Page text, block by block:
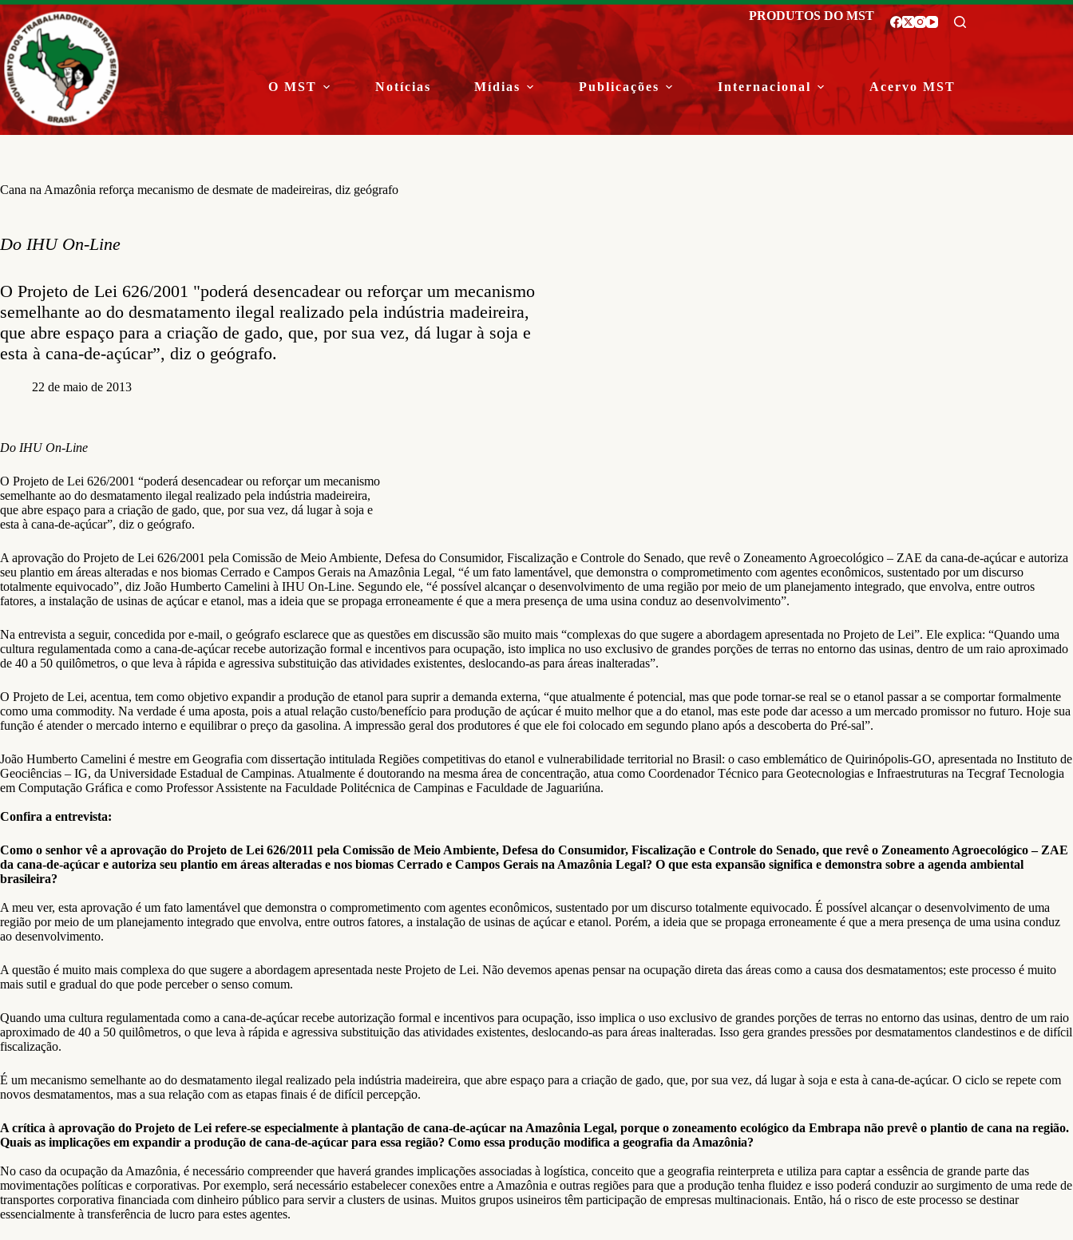
Pular
para
o
conteúdo
PRODUTOS DO MST
O MST Notícias Mídias Publicações Internacional Acervo MST
Cana na Amazônia reforça mecanismo de desmate de madeireiras, diz geógrafo
Do IHU On-Line
O Projeto de Lei 626/2001 "poderá desencadear ou reforçar um mecanismo
semelhante ao do desmatamento ilegal realizado pela indústria madeireira,
que abre espaço para a criação de gado, que, por sua vez, dá lugar à soja e
esta à cana-de-açúcar”, diz o geógrafo.
22 de maio de 2013
Do IHU On-Line
O Projeto de Lei 626/2001 “poderá desencadear ou reforçar um mecanismo
semelhante ao do desmatamento ilegal realizado pela indústria madeireira,
que abre espaço para a criação de gado, que, por sua vez, dá lugar à soja e
esta à cana-de-açúcar”, diz o geógrafo.
A aprovação do Projeto de Lei 626/2001 pela Comissão de Meio Ambiente, Defesa do Consumidor, Fiscalização e Controle do Senado, que revê o Zoneamento Agroecológico – ZAE da cana-de-açúcar e autoriza
seu plantio em áreas alteradas e nos biomas Cerrado e Campos Gerais na Amazônia Legal, “é um fato lamentável, que demonstra o comprometimento com agentes econômicos, sustentado por um discurso
totalmente equivocado”, diz João Humberto Camelini à IHU On-Line. Segundo ele, “é possível alcançar o desenvolvimento de uma região por meio de um planejamento integrado, que envolva, entre outros
fatores, a instalação de usinas de açúcar e etanol, mas a ideia que se propaga erroneamente é que a mera presença de uma usina conduz ao desenvolvimento”.
Na entrevista a seguir, concedida por e-mail, o geógrafo esclarece que as questões em discussão são muito mais “complexas do que sugere a abordagem apresentada no Projeto de Lei”. Ele explica: “Quando uma
cultura regulamentada como a cana-de-açúcar recebe autorização formal e incentivos para ocupação, isto implica no uso exclusivo de grandes porções de terras no entorno das usinas, dentro de um raio aproximado
de 40 a 50 quilômetros, o que leva à rápida e agressiva substituição das atividades existentes, deslocando-as para áreas inalteradas”.
O Projeto de Lei, acentua, tem como objetivo expandir a produção de etanol para suprir a demanda externa, “que atualmente é potencial, mas que pode tornar-se real se o etanol passar a se comportar formalmente
como uma commodity. Na verdade é uma aposta, pois a atual relação custo/benefício para produção de açúcar é muito melhor que a do etanol, mas este pode dar acesso a um mercado promissor no futuro. Hoje sua
função é atender o mercado interno e equilibrar o preço da gasolina. A impressão geral dos produtores é que ele foi colocado em segundo plano após a descoberta do Pré-sal”.
João Humberto Camelini é mestre em Geografia com dissertação intitulada Regiões competitivas do etanol e vulnerabilidade territorial no Brasil: o caso emblemático de Quirinópolis-GO, apresentada no Instituto de
Geociências – IG, da Universidade Estadual de Campinas. Atualmente é doutorando na mesma área de concentração, atua como Coordenador Técnico para Geotecnologias e Infraestruturas na Tecgraf Tecnologia
em Computação Gráfica e como Professor Assistente na Faculdade Politécnica de Campinas e Faculdade de Jaguariúna.
Confira a entrevista:
Como o senhor vê a aprovação do Projeto de Lei 626/2011 pela Comissão de Meio Ambiente, Defesa do Consumidor, Fiscalização e Controle do Senado, que revê o Zoneamento Agroecológico – ZAE
da cana-de-açúcar e autoriza seu plantio em áreas alteradas e nos biomas Cerrado e Campos Gerais na Amazônia Legal? O que esta expansão significa e demonstra sobre a agenda ambiental
brasileira?
A meu ver, esta aprovação é um fato lamentável que demonstra o comprometimento com agentes econômicos, sustentado por um discurso totalmente equivocado. É possível alcançar o desenvolvimento de uma
região por meio de um planejamento integrado que envolva, entre outros fatores, a instalação de usinas de açúcar e etanol. Porém, a ideia que se propaga erroneamente é que a mera presença de uma usina conduz
ao desenvolvimento.
A questão é muito mais complexa do que sugere a abordagem apresentada neste Projeto de Lei. Não devemos apenas pensar na ocupação direta das áreas como a causa dos desmatamentos; este processo é muito
mais sutil e gradual do que pode perceber o senso comum.
Quando uma cultura regulamentada como a cana-de-açúcar recebe autorização formal e incentivos para ocupação, isso implica o uso exclusivo de grandes porções de terras no entorno das usinas, dentro de um raio
aproximado de 40 a 50 quilômetros, o que leva à rápida e agressiva substituição das atividades existentes, deslocando-as para áreas inalteradas. Isso gera grandes pressões por desmatamentos clandestinos e de difícil
fiscalização.
É um mecanismo semelhante ao do desmatamento ilegal realizado pela indústria madeireira, que abre espaço para a criação de gado, que, por sua vez, dá lugar à soja e esta à cana-de-açúcar. O ciclo se repete com
novos desmatamentos, mas a sua relação com as etapas finais é de difícil percepção.
A crítica à aprovação do Projeto de Lei refere-se especialmente à plantação de cana-de-açúcar na Amazônia Legal, porque o zoneamento ecológico da Embrapa não prevê o plantio de cana na região.
Quais as implicações em expandir a produção de cana-de-açúcar para essa região? Como essa produção modifica a geografia da Amazônia?
No caso da ocupação da Amazônia, é necessário compreender que haverá grandes implicações associadas à logística, conceito que a geografia reinterpreta e utiliza para captar a essência de grande parte das
movimentações políticas e corporativas. Por exemplo, será necessário estabelecer conexões entre a Amazônia e outras regiões para que a produção tenha fluidez e isso poderá conduzir ao surgimento de uma rede de
transportes corporativa financiada com dinheiro público para servir a clusters de usinas. Muitos grupos usineiros têm participação de empresas multinacionais. Então, há o risco de este processo se destinar
essencialmente à transferência de lucro para estes agentes.